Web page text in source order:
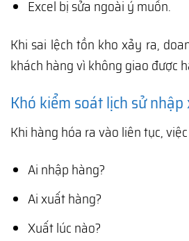
Excel bị sửa ngoài ý muốn.
Khi sai lệch tồn kho xảy ra,
khách hàng vì không giao được
Khó kiểm soát lịch sử
Khi hàng hóa ra vào liên tục,
Ai nhập hàng?
Ai xuất hàng?
Xuất lúc nào?